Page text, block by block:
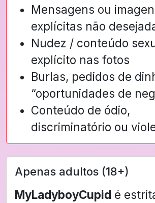
Mensagens ou
explícitas não
Nudez / conteúdo
explícito nas fotos
Burlas, pedidos de
“oportunidades de
Conteúdo de ódio,
discriminatório ou
Apenas adultos (18+)
MyLadyboyCupid é